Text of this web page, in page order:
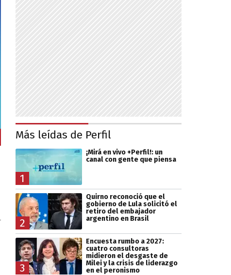
Más leídas de Perfil
1
¡Mirá en vivo +Perfil!: un
canal con gente que piensa
2
Quirno reconoció que el
gobierno de Lula solicitó el
retiro del embajador
argentino en Brasil
3
Encuesta rumbo a 2027:
cuatro consultoras
midieron el desgaste de
Milei y la crisis de liderazgo
en el peronismo